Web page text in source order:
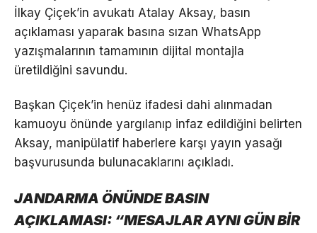
İlkay Çiçek’in avukatı Atalay Aksay, basın
açıklaması yaparak basına sızan WhatsApp
yazışmalarının tamamının dijital montajla
üretildiğini savundu.
Başkan Çiçek’in henüz ifadesi dahi alınmadan
kamuoyu önünde yargılanıp infaz edildiğini belirten
Aksay, manipülatif haberlere karşı yayın yasağı
başvurusunda bulunacaklarını açıkladı.
JANDARMA ÖNÜNDE BASIN
AÇIKLAMASI: “MESAJLAR AYNI GÜN BİR